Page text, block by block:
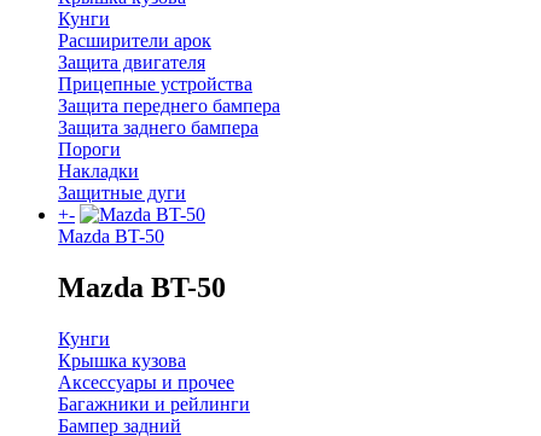
Кунги
Расширители арок
Защита двигателя
Прицепные устройства
Защита переднего бампера
Защита заднего бампера
Пороги
Накладки
Защитные дуги
+-
Mazda BT-50
Mazda BT-50
Кунги
Крышка кузова
Аксессуары и прочее
Багажники и рейлинги
Бампер задний